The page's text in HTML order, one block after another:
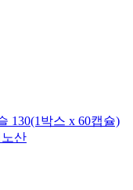
130(1박스 x 60캡슐)
산